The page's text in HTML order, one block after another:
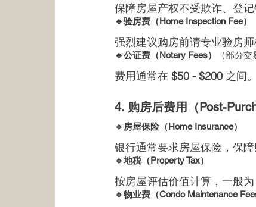
保障房屋产权不受欺诈、登
🔹验房费（Home Inspection Fee）
强烈建议购房前请专业验房
🔹公证费（Notary Fees） （部分交
费用通常在 $50 - $200 之间。
4. 购房后费用（Post-
🔹房屋保险（Home Insurance）
银行通常要求房屋保险，保
🔹地税（Property Tax）
按房屋评估价值计算，一般为
🔹物业费（Condo Maintenance